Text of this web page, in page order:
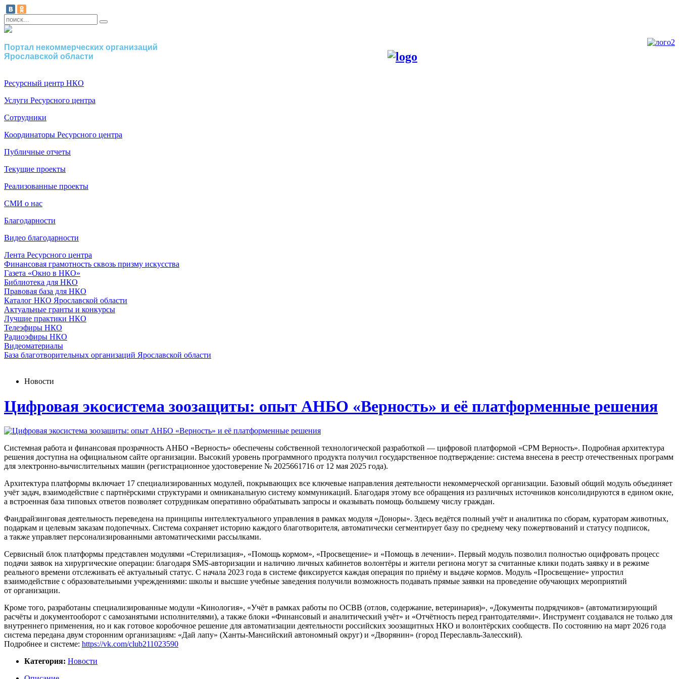
Портал некоммерческих организаций
Ярославской области
Ресурсный центр НКО
Услуги Ресурсного центра
Сотрудники
Координаторы Ресурсного центра
Публичные отчеты
Текущие проекты
Реализованные проекты
СМИ о нас
Благодарности
Видео благодарности
Лента Ресурсного центра
Финансовая грамотность сквозь призму искусства
Газета «Окно в НКО»
Библиотека для НКО
Правовая база для НКО
Каталог НКО Ярославской области
Актуальные гранты и конкурсы
Лучшие практики НКО
Телеэфиры НКО
Радиоэфиры НКО
Видеоматериалы
База благотворительных организаций Ярославской области
Новости
Цифровая экосистема зоозащиты: опыт АНБО «Верность» и её платформенные решения
Системная работа и финансовая прозрачность АНБО «Верность» обеспечены собственной технологической разработкой — цифровой платформой «СРМ Верность». Подробная архитектура
решения доступна на официальном сайте организации. Высокий уровень программного продукта получил государственное подтверждение: система внесена в реестр отечественных программ
для электронно-вычислительных машин (регистрационное удостоверение № 2025661716 от 12 мая 2025 года).
Архитектура платформы включает 17 специализированных модулей, покрывающих все ключевые направления деятельности некоммерческой организации. Базовый общий модуль объединяет
учёт задач, взаимодействие с партнёрскими структурами и омниканальную систему коммуникаций. Благодаря этому все обращения из различных источников консолидируются в едином окне,
а встроенная база типовых ответов позволяет сотрудникам оперативно обрабатывать запросы и оказывать помощь большему числу граждан.
Фандрайзинговая деятельность переведена на принципы интеллектуального управления в рамках модуля «Доноры». Здесь ведётся полный учёт и аналитика по сборам, кураторам животных,
подаркам и целевым заказам подопечных. Система сохраняет историю каждого благотворителя, автоматически сегментирует базу по среднему чеку пожертвований и статусу подписок,
а также управляет персонализированными автоматическими рассылками.
Сервисный блок платформы представлен модулями «Стерилизация», «Помощь кормом», «Просвещение» и «Помощь в лечении». Первый модуль позволил полностью оцифровать процесс
подачи заявок на хирургические операции: благодаря SMS-авторизации и наличию личных кабинетов волонтёры и жители региона могут за считанные клики подать заявку и в режиме
реального времени отслеживать её актуальный статус. С начала 2023 года в системе фиксируется каждая операция по приёму и выдаче кормов. Модуль «Просвещение» упростил
взаимодействие с образовательными учреждениями: школы и высшие учебные заведения получили возможность подавать прямые заявки на проведение обучающих мероприятий
от организации.
Кроме того, разработаны специализированные модули «Кинология», «Учёт в рамках работы по ОСВВ (отлов, содержание, ветеринария)», «Документы подрядчиков» (автоматизирующий
расчёты и документооборот с самозанятыми исполнителями), а также блоки «Финансовый и аналитический учёт» и «Отчётность перед грантодателями». Инструмент создавался не только для
внутреннего применения, но и как готовое коробочное решение для автоматизации деятельности российских зоозащитных НКО и волонтёрских сообществ. По состоянию на март 2026 года
система передана двум сторонним организациям: «Дай лапу» (Ханты-Мансийский автономный округ) и «Дворянин» (город Переславль-Залесский).
Подробнее и системе: https://vk.com/club211023590
Категория: Новости